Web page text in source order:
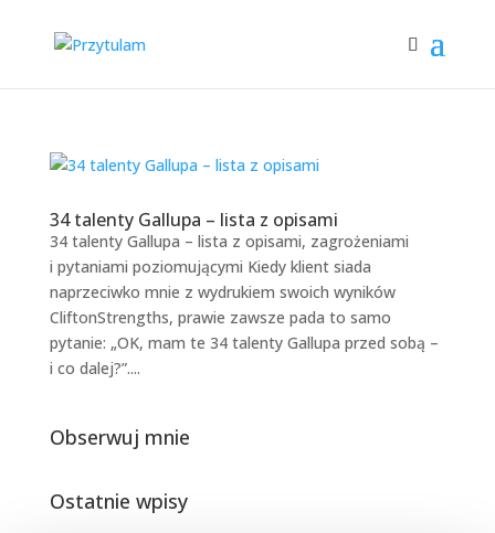
34 talenty Gallupa – lista z opisami
34 talenty Gallupa – lista z opisami, zagrożeniami
i pytaniami poziomującymi Kiedy klient siada
naprzeciwko mnie z wydrukiem swoich wyników
CliftonStrengths, prawie zawsze pada to samo
pytanie: „OK, mam te 34 talenty Gallupa przed sobą –
i co dalej?”....
Obserwuj mnie
Ostatnie wpisy